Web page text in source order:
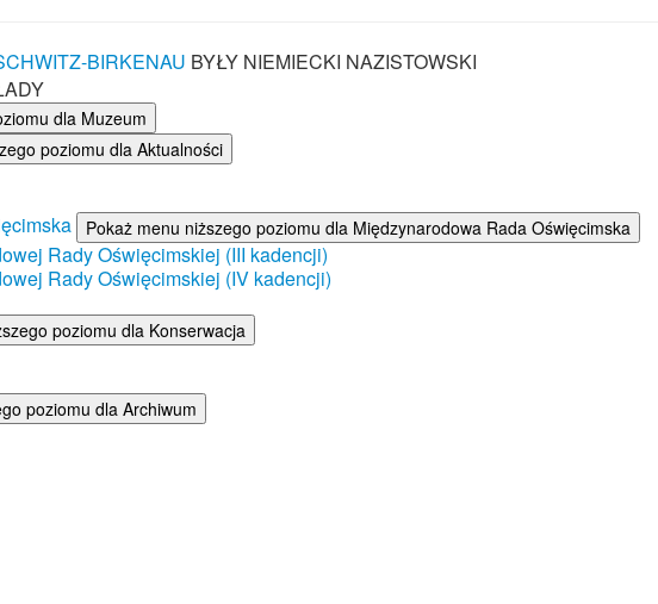
BIRKENAU BYŁY NIEMIECKI NAZISTOWSKI
dla Muzeum
poziomu dla Aktualności
Pokaż menu niższego poziomu dla Międzynarodowa Rada Oświęcimska
Rady Oświęcimskiej (III kadencji)
Rady Oświęcimskiej (IV kadencji)
poziomu dla Konserwacja
poziomu dla Archiwum